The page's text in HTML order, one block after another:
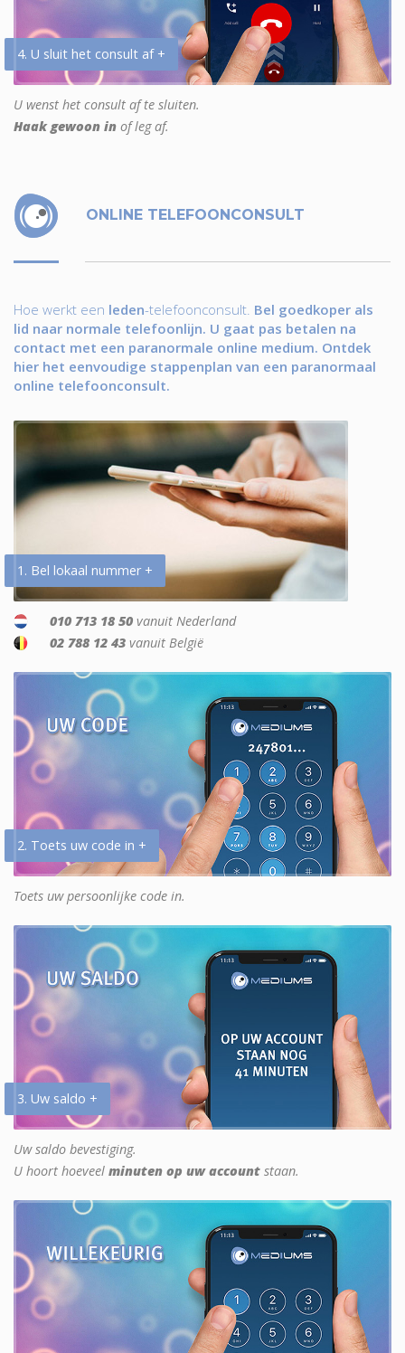
4. U sluit het consult af +
U wenst het consult af te sluiten.
Haak gewoon in of leg af.
ONLINE TELEFOONCONSULT
Hoe werkt een leden-telefoonconsult. Bel goedkoper als
lid naar normale telefoonlijn. U gaat pas betalen na
contact met een paranormale online medium. Ontdek
hier het eenvoudige stappenplan van een paranormaal
online telefoonconsult.
1. Bel lokaal nummer +
010 713 18 50 vanuit Nederland
02 788 12 43 vanuit België
2. Toets uw code in +
Toets uw persoonlijke code in.
3. Uw saldo +
Uw saldo bevestiging.
U hoort hoeveel minuten op uw account staan.